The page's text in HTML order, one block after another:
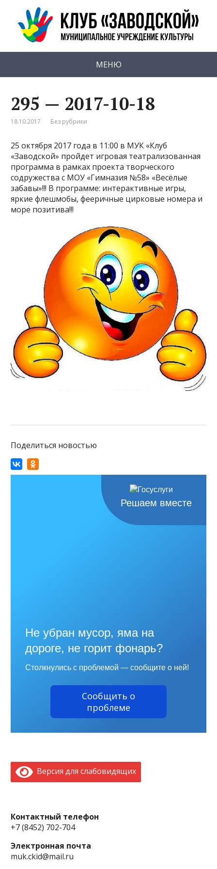
МЕНЮ
295 — 2017-10-18
18.10.2017 Без рубрики
25 октября 2017 года в 11:00 в МУК «Клуб
«Заводской» пройдет игровая театрализованная
программа в рамках проекта творческого
содружества с МОУ «Гимназия №58» «Весёлые
забавы»!!! В программе: интерактивные игры,
яркие флешмобы, фееричные цирковые номера и
море позитива!!!
Поделиться новостью
Решаем вместе
Не убран мусор, яма на
дороге, не горит фонарь?
Столкнулись с проблемой — сообщите о ней!
Сообщить о
проблеме
Версия для слабовидящих
Контактный телефон
+7 (8452) 702-704
Электронная почта
muk.ckid@mail.ru